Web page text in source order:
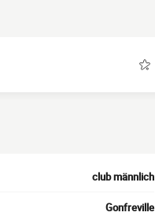
club männlich
Gonfreville